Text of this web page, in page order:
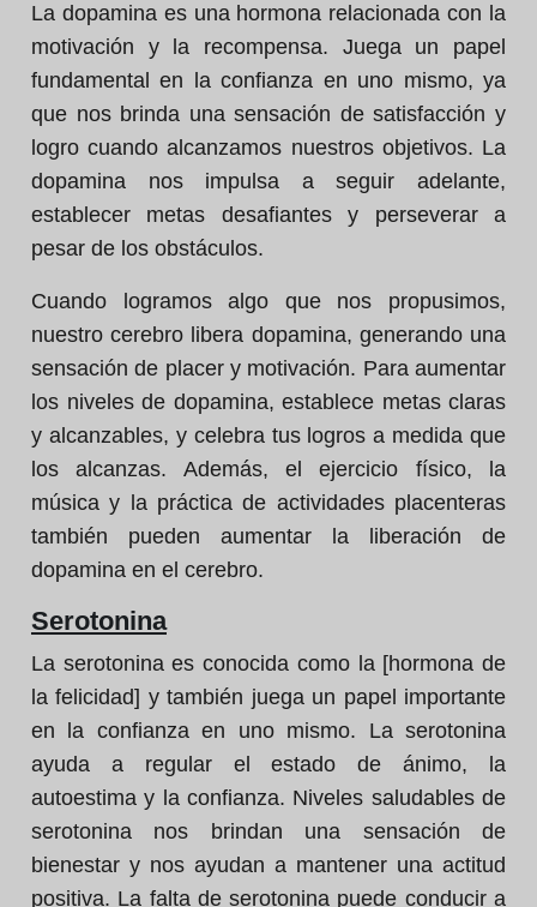
La dopamina es una hormona relacionada con la
motivación y la recompensa. Juega un papel
fundamental en la confianza en uno mismo, ya
que nos brinda una sensación de satisfacción y
logro cuando alcanzamos nuestros objetivos. La
dopamina nos impulsa a seguir adelante,
establecer metas desafiantes y perseverar a
pesar de los obstáculos.
Cuando logramos algo que nos propusimos,
nuestro cerebro libera dopamina, generando una
sensación de placer y motivación. Para aumentar
los niveles de dopamina, establece metas claras
y alcanzables, y celebra tus logros a medida que
los alcanzas. Además, el ejercicio físico, la
música y la práctica de actividades placenteras
también pueden aumentar la liberación de
dopamina en el cerebro.
Serotonina
La serotonina es conocida como la [hormona de
la felicidad] y también juega un papel importante
en la confianza en uno mismo. La serotonina
ayuda a regular el estado de ánimo, la
autoestima y la confianza. Niveles saludables de
serotonina nos brindan una sensación de
bienestar y nos ayudan a mantener una actitud
positiva. La falta de serotonina puede conducir a